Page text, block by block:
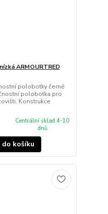
ARMOURTRED
polobotky černé
polobotka pro
Konstrukce
Centrální sklad 4-10
dnů
košíku